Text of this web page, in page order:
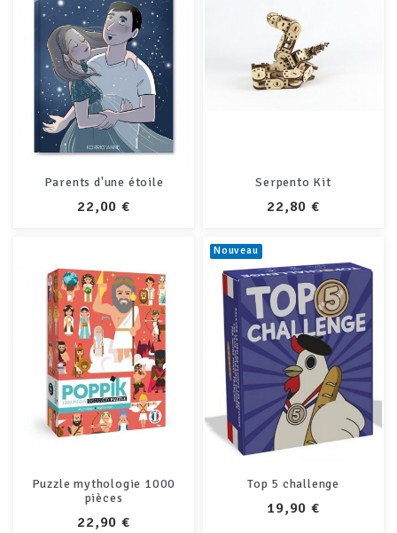
Parents d'une étoile
PRIX
22,00 €
Serpento Kit
PRIX
22,80 €
Puzzle mythologie 1000
pièces
PRIX
22,90 €
Nouveau
Top 5 challenge
PRIX
19,90 €